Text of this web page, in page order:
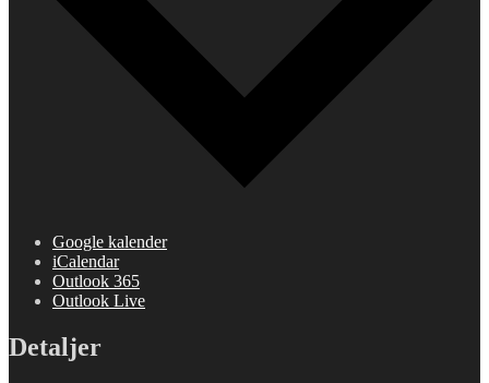
Google kalender
iCalendar
Outlook 365
Outlook Live
Detaljer